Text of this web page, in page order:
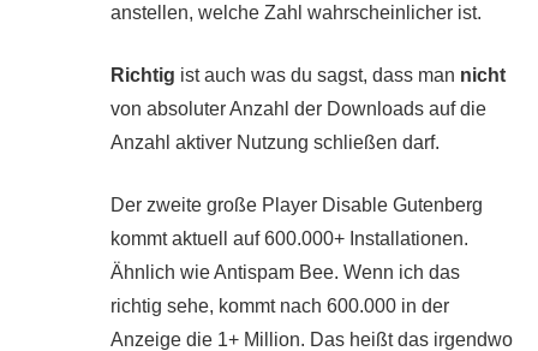
anstellen, welche Zahl wahrscheinlicher ist.
Richtig ist auch was du sagst, dass man nicht
von absoluter Anzahl der Downloads auf die
Anzahl aktiver Nutzung schließen darf.
Der zweite große Player Disable Gutenberg
kommt aktuell auf 600.000+ Installationen.
Ähnlich wie Antispam Bee. Wenn ich das
richtig sehe, kommt nach 600.000 in der
Anzeige die 1+ Million. Das heißt das irgendwo